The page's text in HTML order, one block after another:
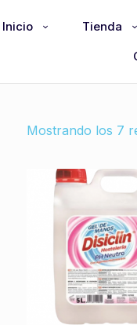
Inicio Tienda
Mostrando los 7